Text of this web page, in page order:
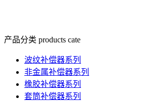
产品分类 products cate
波纹补偿器系列
非金属补偿器系列
橡胶补偿器系列
套筒补偿器系列